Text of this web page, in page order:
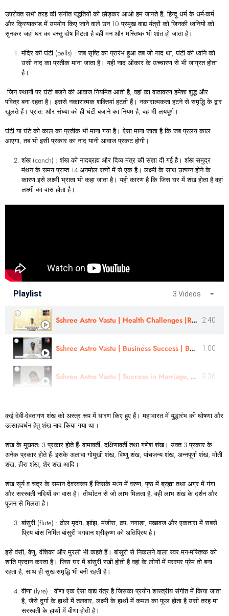
उपरोक्त सभी तरह की संगीत पद्धतियों को छोड़कर आओ हम जानते हैं, हिन्दू धर्म के धर्म-कर्म
और क्रियाकांड में उपयोग किए जाने वाले उन 10 प्रमुख वाद्य यंत्रों को जिनकी ध्वनियों को
सुनकर जहां घर का वस्तु दोष मिटता है वहीं मन और मस्तिष्क भी शांत हो जाता है।
मंदिर की घंटी (bells) : जब सृष्टि का प्रारंभ हुआ तब जो नाद था, घंटी की ध्वनि को
उसी नाद का प्रतीक माना जाता है। यही नाद ओंकार के उच्चारण से भी जाग्रत होता
है।
जिन स्थानों पर घंटी बजने की आवाज नियमित आती है, वहां का वातावरण हमेशा शुद्ध और
पवित्र बना रहता है। इससे नकारात्मक शक्तियां हटती हैं। नकारात्मकता हटने से समृद्धि के द्वार
खुलते हैं। प्रात: और संध्या को ही घंटी बजाने का नियम है, वह भी लयपूर्ण।
घंटी या घंटे को काल का प्रतीक भी माना गया है। ऐसा माना जाता है कि जब प्रलय काल
आएगा, तब भी इसी प्रकार का नाद यानी आवाज प्रकट होगी।
शंख (conch) : शंख को नादब्रह्म और दिव्य मंत्र की संज्ञा दी गई है। शंख समुद्र
मंथन के समय प्राप्त 14 अनमोल रत्नों में से एक है। लक्ष्मी के साथ उत्पन्न होने के
कारण इसे लक्ष्मी भ्राता भी कहा जाता है। यही कारण है कि जिस घर में शंख होता है वहां
लक्ष्मी का वास होता है।
Playlist 3 Videos
Sshree Astro Vastu | Health Challenges |Review By - Kannada Mohan Jain Guru Ji | 2:40
Sshree Astro Vastu | Business Success | By Astro Prasad 1:00
Sshree Astro Vastu | Success in Marriage, Political Success, Finance | By Astro Priti somaiya 3:36
कई देवी-देवतागण शंख को अस्त्र रूप में धारण किए हुए हैं। महाभारत में युद्धारंभ की घोषणा और
उत्साहवर्धन हेतु शंख नाद किया गया था।
शंख के मुख्यतः 3 प्रकार होते हैं- वामावर्ती, दक्षिणावर्ती तथा गणेश शंख। उक्त 3 प्रकार के
अनेक प्रकार होते हैं- इसके अलावा गोमुखी शंख, विष्णु शंख, पांचजन्य शंख, अन्नपूर्णा शंख, मोती
शंख, हीरा शंख, शेर शंख आदि।
शंख सूर्य व चंद्र के समान देवस्वरूप हैं जिसके मध्य में वरुण, पृष्ठ में ब्रह्मा तथा अग्र में गंगा
और सरस्वती नदियों का वास है। तीर्थाटन से जो लाभ मिलता है, वही लाभ शंख के दर्शन और
पूजन से मिलता है।
बांसुरी (flute) : ढोल मृदंग, झांझ, मंजीरा, ढप, नगाड़ा, पखावज और एकतारा में सबसे
प्रिय बांस निर्मित बांसुरी भगवान श्रीकृष्ण को अतिप्रिय है।
इसे वंसी, वेणु, वंशिका और मुरली भी कहते हैं। बांसुरी से निकलने वाला स्वर मन-मस्तिष्क को
शांति प्रदान करता है। जिस घर में बांसुरी रखी होती है वहां के लोगों में परस्पर प्रेम तो बना
रहता है, साथ ही सुख-समृद्धि भी बनी रहती है।
वीणा (lyre) : वीणा एक ऐसा वाद्य यंत्र है जिसका प्रयोग शास्त्रीय संगीत में किया जाता
है, जैसे दुर्गा के हाथों में तलवार, लक्ष्मी के हाथों में कमल का फूल होता है उसी तरह मां
सरस्वती के हाथों में ‍वीणा होती है।